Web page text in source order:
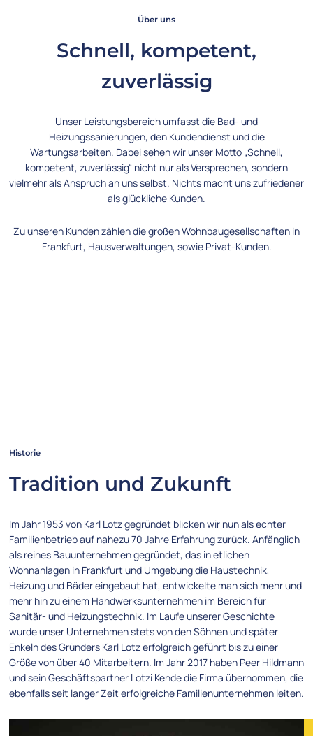
Über uns
Schnell, kompetent,
zuverlässig
Unser Leistungsbereich umfasst die Bad- und
Heizungssanierungen, den Kundendienst und die
Wartungsarbeiten. Dabei sehen wir unser Motto „Schnell,
kompetent, zuverlässig“ nicht nur als Versprechen, sondern
vielmehr als Anspruch an uns selbst. Nichts macht uns zufriedener
als glückliche Kunden.
Zu unseren Kunden zählen die großen Wohnbaugesellschaften in
Frankfurt, Hausverwaltungen, sowie Privat-Kunden.
Historie
Tradition und Zukunft
Im Jahr 1953 von Karl Lotz gegründet blicken wir nun als echter
Familienbetrieb auf nahezu 70 Jahre Erfahrung zurück. Anfänglich
als reines Bauunternehmen gegründet, das in etlichen
Wohnanlagen in Frankfurt und Umgebung die Haustechnik,
Heizung und Bäder eingebaut hat, entwickelte man sich mehr und
mehr hin zu einem Handwerksunternehmen im Bereich für
Sanitär- und Heizungstechnik. Im Laufe unserer Geschichte
wurde unser Unternehmen stets von den Söhnen und später
Enkeln des Gründers Karl Lotz erfolgreich geführt bis zu einer
Größe von über 40 Mitarbeitern. Im Jahr 2017 haben Peer Hildmann
und sein Geschäftspartner Lotzi Kende die Firma übernommen, die
ebenfalls seit langer Zeit erfolgreiche Familienunternehmen leiten.